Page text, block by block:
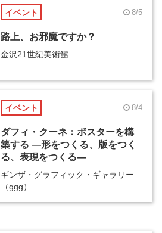
イベント 8/5
路上、お邪魔ですか？
金沢21世紀美術館
イベント 8/4
ダフィ・クーネ：ポスターを構
築する ―形をつくる、版をつく
る、表現をつくる―
ギンザ・グラフィック・ギャラリー
（ggg）